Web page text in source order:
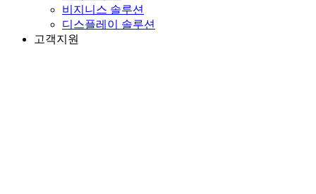
비지니스 솔루션
디스플레이 솔루션
고객지원